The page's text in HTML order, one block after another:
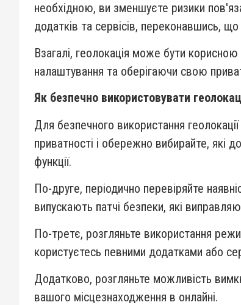
необхідною, ви зменшуєте ризики
додатків та сервісів, переконавшись,
Взагалі, геолокація може бути
налаштування та оберігаючи свою
Як безпечно використовувати
Для безпечного використання
приватності і обережно вибирайте, які
функції.
По-друге, періодично перевіряйте
випускають патчі безпеки, які
По-третє, розгляньте використання
користуєтесь певними додатками або
Додатково, розгляньте можливість
вашого місцезнаходження в онлайні.